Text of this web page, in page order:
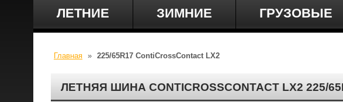
ЛЕТНИЕ ЗИМНИЕ ГРУЗОВЫЕ
Главная » 225/65R17 ContiCrossContact LX2
ЛЕТНЯЯ ШИНА CONTICROSSCONTACT LX2 225/